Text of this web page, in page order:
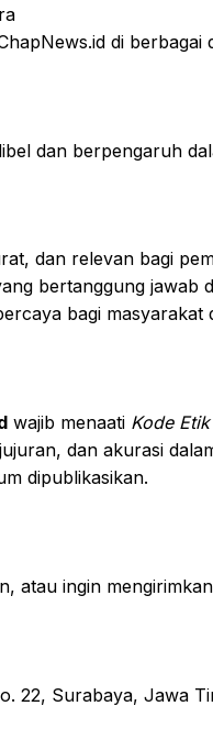
di berbagai
dan berpengaruh
dan relevan bagi
bertanggung jawab
bagi masyarakat
wajib menaati Kode
dan akurasi
dipublikasikan.
atau ingin
22, Surabaya, Jawa